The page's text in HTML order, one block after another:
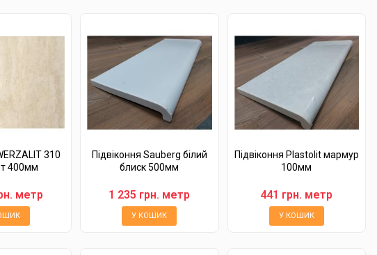
310
400мм
метр
Підвіконня Sauberg білий
блиск 500мм
1 235 грн. метр
У КОШИК
Підвіконня Plastolit мармур
100мм
441 грн. метр
У КОШИК